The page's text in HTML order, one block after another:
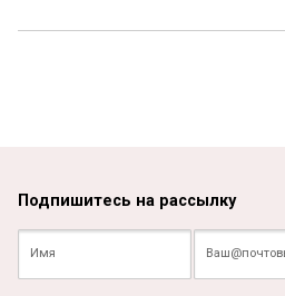
Подпишитесь на рассылку